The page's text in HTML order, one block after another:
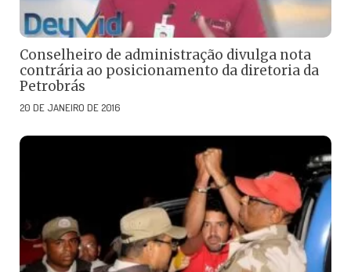
Conselheiro de administração divulga nota
contrária ao posicionamento da diretoria da
Petrobrás
20 DE JANEIRO DE 2016